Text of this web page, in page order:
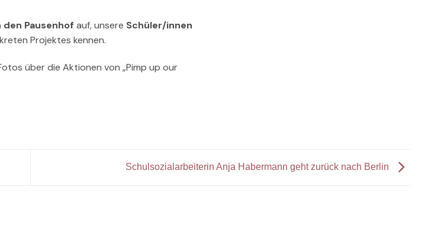
Pausenhof auf, unsere Schüler/innen
Projektes kennen.
über die Aktionen von „Pimp up our
Schulsozialarbeiterin Anja Habermann geht zurück nach Berlin